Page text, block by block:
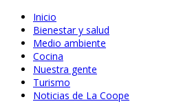
Inicio
Bienestar y salud
Medio ambiente
Cocina
Nuestra gente
Turismo
Noticias de La Coope